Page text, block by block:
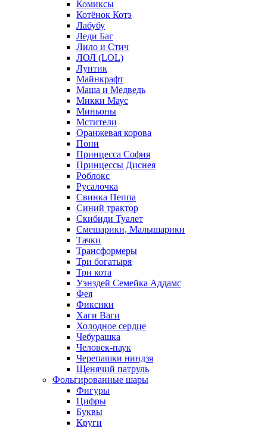
Комиксы
Котёнок Котэ
Лабубу
Леди Баг
Лило и Стич
ЛОЛ (LOL)
Лунтик
Майнкрафт
Маша и Медведь
Микки Маус
Миньоны
Мстители
Оранжевая корова
Пони
Принцесса София
Принцессы Диснея
Роблокс
Русалочка
Свинка Пеппа
Синий трактор
Скибиди Туалет
Смешарики, Малышарики
Тачки
Трансформеры
Три богатыря
Три кота
Уэнздей Семейка Аддамс
Фея
Фиксики
Хаги Ваги
Холодное сердце
Чебурашка
Человек-паук
Черепашки ниндзя
Щенячий патруль
Фольгированные шары
Фигуры
Цифры
Буквы
Круги